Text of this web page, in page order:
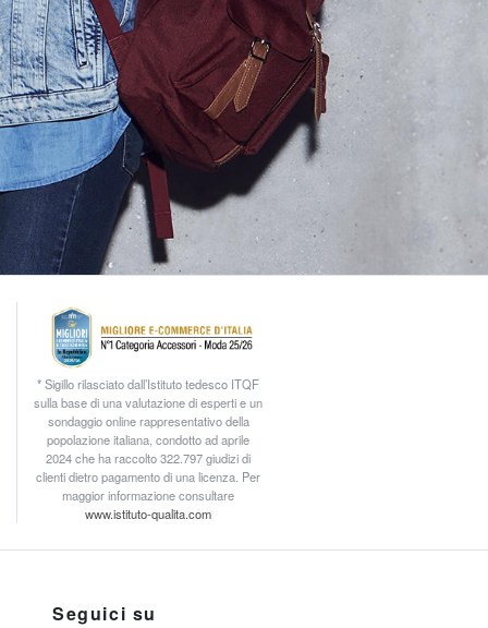
* Sigillo rilasciato dall’Istituto tedesco ITQF
sulla base di una valutazione di esperti e un
sondaggio online rappresentativo della
popolazione italiana, condotto ad aprile
2024 che ha raccolto 322.797 giudizi di
clienti dietro pagamento di una licenza. Per
maggior informazione consultare
www.istituto-qualita.com
Seguici su